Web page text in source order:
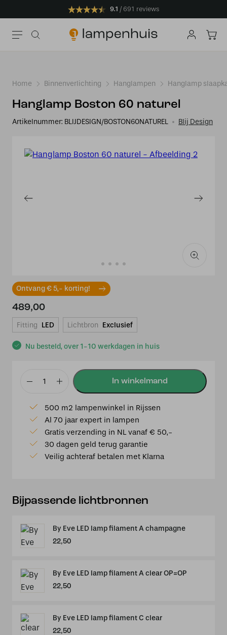
9.1 691 reviews
Home Binnenverlichting Hanglampen Hanglamp
Hanglamp Boston 60 naturel
Artikelnummer: BLIJDESIGN/BOSTON60NATUREL Blij Design
Ontvang € 5,- korting!
Nu besteld, over 1-10 werkdagen in huis
489,00
Fitting LED Lichtbron Exclusief
Hanglamp
60
naturel
aantal
500 m2 lampenwinkel in Rijssen
Al 70 jaar expert in lampen
Gratis verzending in NL vanaf € 50,-
30 dagen geld terug garantie
Veilig achteraf betalen met Klarna
Bijpassende lichtbronnen
By Eve LED lamp filament A champagne
22,50
By Eve LED lamp filament A clear OP=OP
22,50
By Eve LED lamp filament C clear
22,50